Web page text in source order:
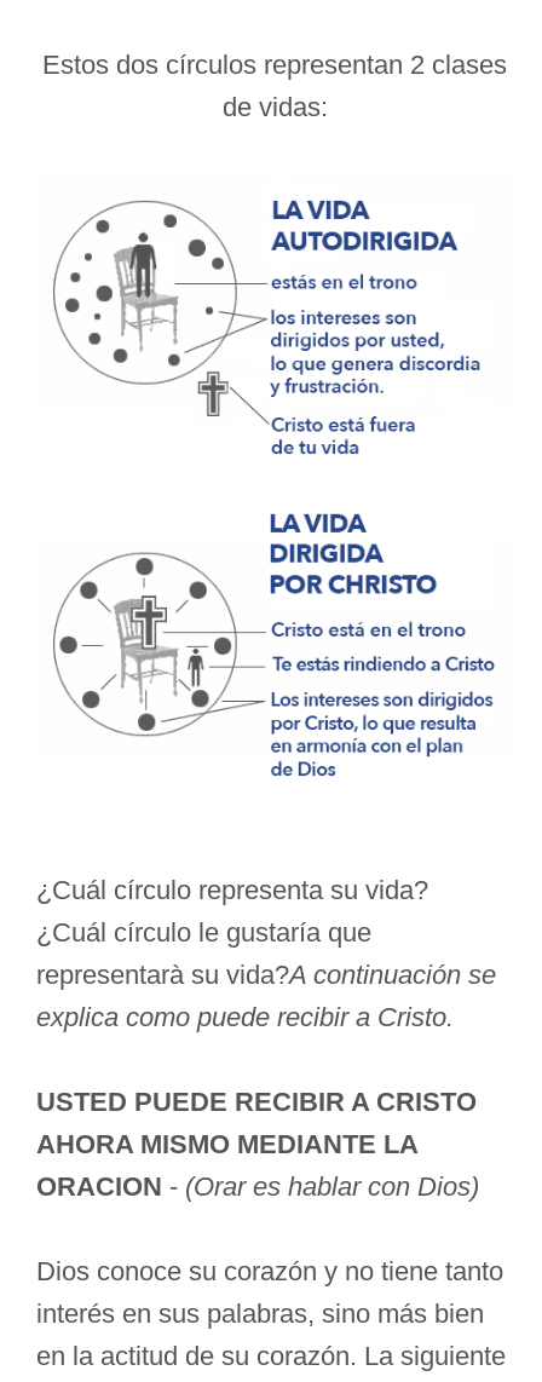
Estos dos círculos representan 2 clases
de vidas:
¿Cuál círculo representa su vida?
¿Cuál círculo le gustaría que
representarà su vida?A continuación se
explica como puede recibir a Cristo.
USTED PUEDE RECIBIR A CRISTO
AHORA MISMO MEDIANTE LA
ORACION - (Orar es hablar con Dios)
Dios conoce su corazón y no tiene tanto
interés en sus palabras, sino más bien
en la actitud de su corazón. La siguiente